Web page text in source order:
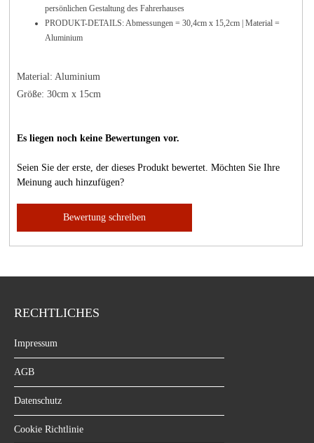
persönlichen Gestaltung des Fahrerhauses
PRODUKT-DETAILS: Abmessungen = 30,4cm x 15,2cm | Material =
Aluminium
Material: Aluminium
Größe: 30cm x 15cm
Es liegen noch keine Bewertungen vor.
Seien Sie der erste, der dieses Produkt bewertet. Möchten Sie Ihre
Meinung auch hinzufügen?
Bewertung schreiben
RECHTLICHES
Impressum
AGB
Datenschutz
Cookie Richtlinie